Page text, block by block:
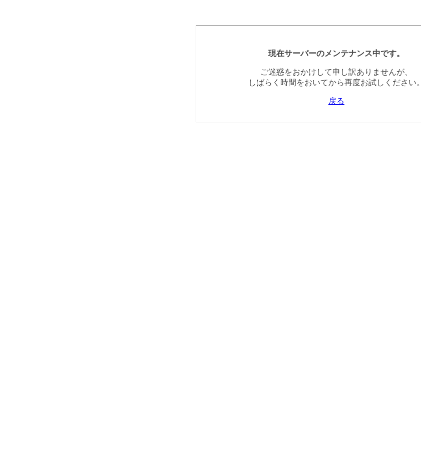
現在サーバーのメンテナンス中です。
ご迷惑をおかけして申し訳ありませんが、
しばらく時間をおいてから再度お試しください。
戻る